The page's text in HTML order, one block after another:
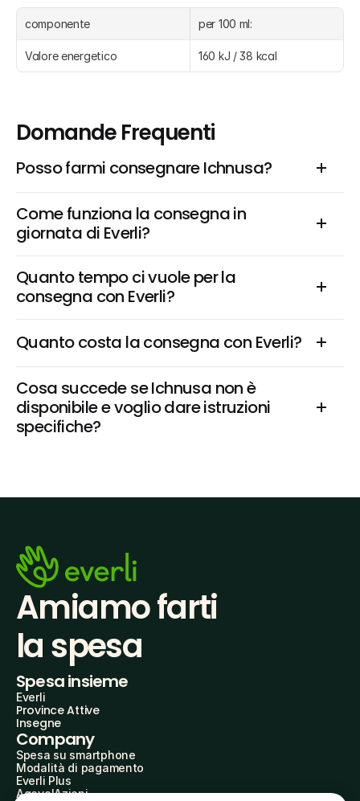
componente per 100 ml:
Valore energetico 160 kJ / 38 kcal
Domande Frequenti
Posso farmi consegnare Ichnusa?
Come funziona la consegna in
giornata di Everli?
Quanto tempo ci vuole per la
consegna con Everli?
Quanto costa la consegna con Everli?
Cosa succede se Ichnusa non è
disponibile e voglio dare istruzioni
specifiche?
Amiamo farti
la spesa
Spesa insieme
Everli
Province Attive
Insegne
Company
Spesa su smartphone
Modalità di pagamento
Everli Plus
AgevolAzioni